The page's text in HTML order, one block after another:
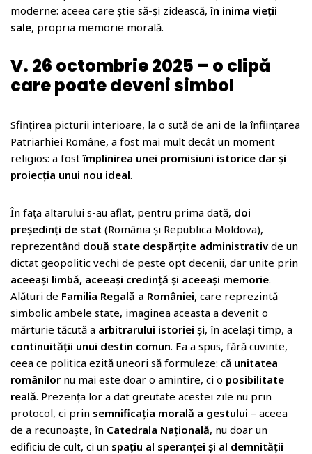
moderne: aceea care știe să-și zidească,în inima vieții
sale, propria memorie morală.
V. 26 octombrie 2025 – o clipă
care poate deveni simbol
Sfințirea picturii interioare, la o sută de ani de la înființarea
Patriarhiei Române, a fost mai mult decât un moment
religios: a fostîmplinirea unei promisiuni istorice dar și
proiecția unui nou ideal.
În fața altarului s-au aflat, pentru prima dată, doi
președinți de stat (România și Republica Moldova),
reprezentând două state despărțite administrativ de un
dictat geopolitic vechi de peste opt decenii, dar unite prin
aceeași limbă, aceeași credință și aceeași memorie.
Alături de Familia Regală a României, care reprezintă
simbolic ambele state, imaginea aceasta a devenit o
mărturie tăcută a arbitrarului istoriei și, în același timp, a
continuității unui destin comun. Ea a spus, fără cuvinte,
ceea ce politica ezită uneori să formuleze: că unitatea
românilornu mai este doar o amintire, ci o posibilitate
reală. Prezența lor a dat greutate acestei zile nu prin
protocol, ci prin semnificația morală a gestului – aceea
de a recunoaște, în Catedrala Națională, nu doar un
edificiu de cult, ci un spațiu al speranței și al demnității